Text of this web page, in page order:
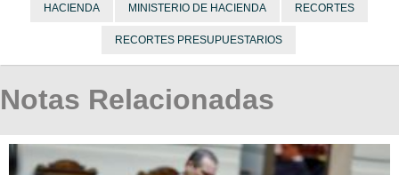
HACIENDA MINISTERIO DE HACIENDA RECORTES
RECORTES PRESUPUESTARIOS
Notas Relacionadas